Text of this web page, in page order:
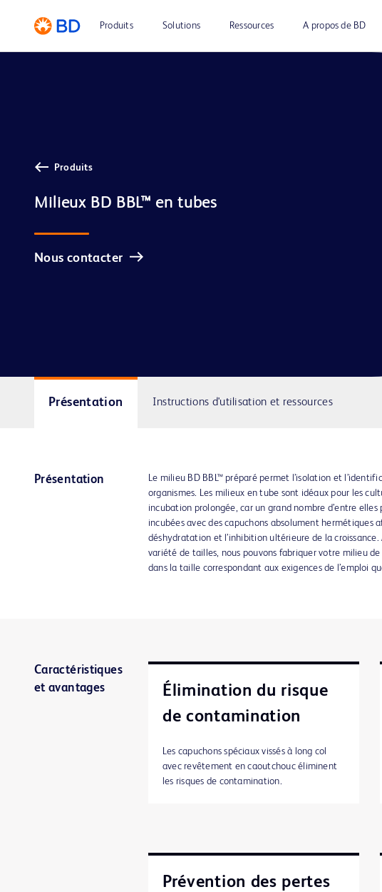
Produits Solutions Ressources A propos de BD
Produits
Milieux BD BBL™ en tubes
Nous contacter
Présentation Instructions d'utilisation et ressources
Présentation
Le milieu BD BBL™ préparé permet l’isolation et
organismes. Les milieux en tube sont idéaux pour les
incubation prolongée, car un grand nombre d’entre
incubées avec des capuchons absolument hermétiques
déshydratation et l’inhibition ultérieure de la croissance.
variété de tailles, nous pouvons fabriquer votre milieu
dans la taille correspondant aux exigences de l’emploi
Caractéristiques
et avantages
Élimination du risque
de contamination
Les capuchons spéciaux vissés à long col
avec revêtement en caoutchouc éliminent
les risques de contamination.
Prévention des pertes